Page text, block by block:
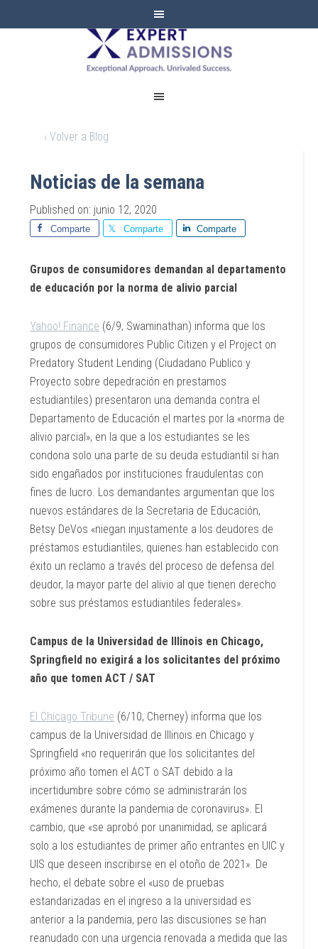
EXPERT
ADMISSIONS
‹ Volver a Blog
Noticias de la semana
Published on: junio 12, 2020
Comparte Comparte Comparte
Grupos de consumidores demandan al departamento
de educación por la norma de alivio parcial
Yahoo! Finance (6/9, Swaminathan) informa que los
grupos de consumidores Public Citizen y el Project on
Predatory Student Lending (Ciudadano Publico y
Proyecto sobre depedración en prestamos
estudiantiles) presentaron una demanda contra el
Departamento de Educación el martes por la «norma de
alivio parcial», en la que a los estudiantes se les
condona solo una parte de su deuda estudiantil si han
sido engañados por instituciones fraudulentas con
fines de lucro. Los demandantes argumentan que los
nuevos estándares de la Secretaria de Educación,
Betsy DeVos «niegan injustamente a los deudores de
préstamos estudiantiles, quienes han establecido con
éxito un reclamo a través del proceso de defensa del
deudor, la mayor parte del alivio al que tienen derecho
sobre sus préstamos estudiantiles federales».
Campus de la Universidad de Illinois en Chicago,
Springfield no exigirá a los solicitantes del próximo
año que tomen ACT / SAT
El Chicago Tribune (6/10, Cherney) informa que los
campus de la Universidad de Illinois en Chicago y
Springfield «no requerirán que los solicitantes del
próximo año tomen el ACT o SAT debido a la
incertidumbre sobre cómo se administrarán los
exámenes durante la pandemia de coronavirus». El
cambio, que «se aprobó por unanimidad, se aplicará
solo a los estudiantes de primer año entrantes en UIC y
UIS que deseen inscribirse en el otoño de 2021». De
hecho, el debate sobre el «uso de pruebas
estandarizadas en el ingreso a la universidad es
anterior a la pandemia, pero las discusiones se han
reanudado con una urgencia renovada a medida que las